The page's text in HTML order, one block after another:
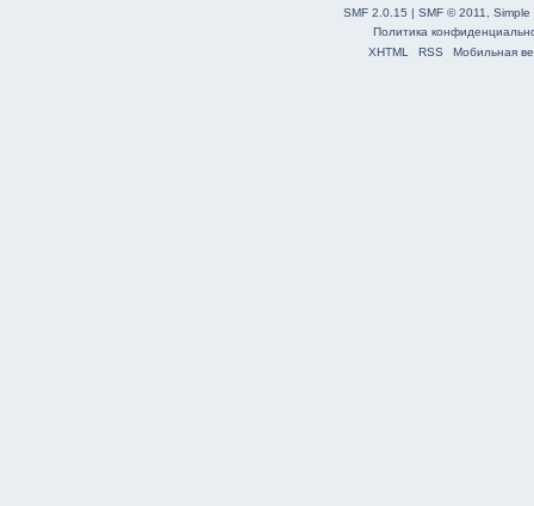
SMF 2.0.15 | SMF © 2011, Simple
Политика
XHTML
RSS Мобильная